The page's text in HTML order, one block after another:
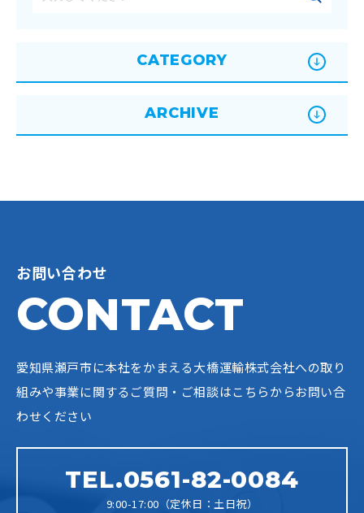
CATEGORY
ARCHIVE
お問い合わせ
CONTACT
愛知県瀬戸市に本社をかまえる大橋運輸株式会社への取り
組みや事業に関するご質問・ご相談はこちらからお問い合
わせください
TEL.0561-82-0084
9:00-17:00（定休日：土日祝）